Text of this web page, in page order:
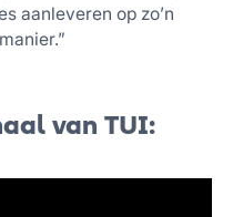
aanleveren op zo’n
van TUI: